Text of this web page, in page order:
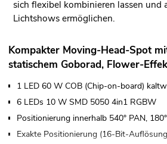
sich flexibel kombinieren lassen und
Lichtshows ermöglichen.
Kompakter Moving-Head-Spot
statischem Goborad, Flower-
1 LED 60 W COB (Chip-on-board)
6 LEDs 10 W SMD 5050 4in1 RGBW
Positionierung innerhalb 540° PAN,
Exakte Positionierung (16-Bit-